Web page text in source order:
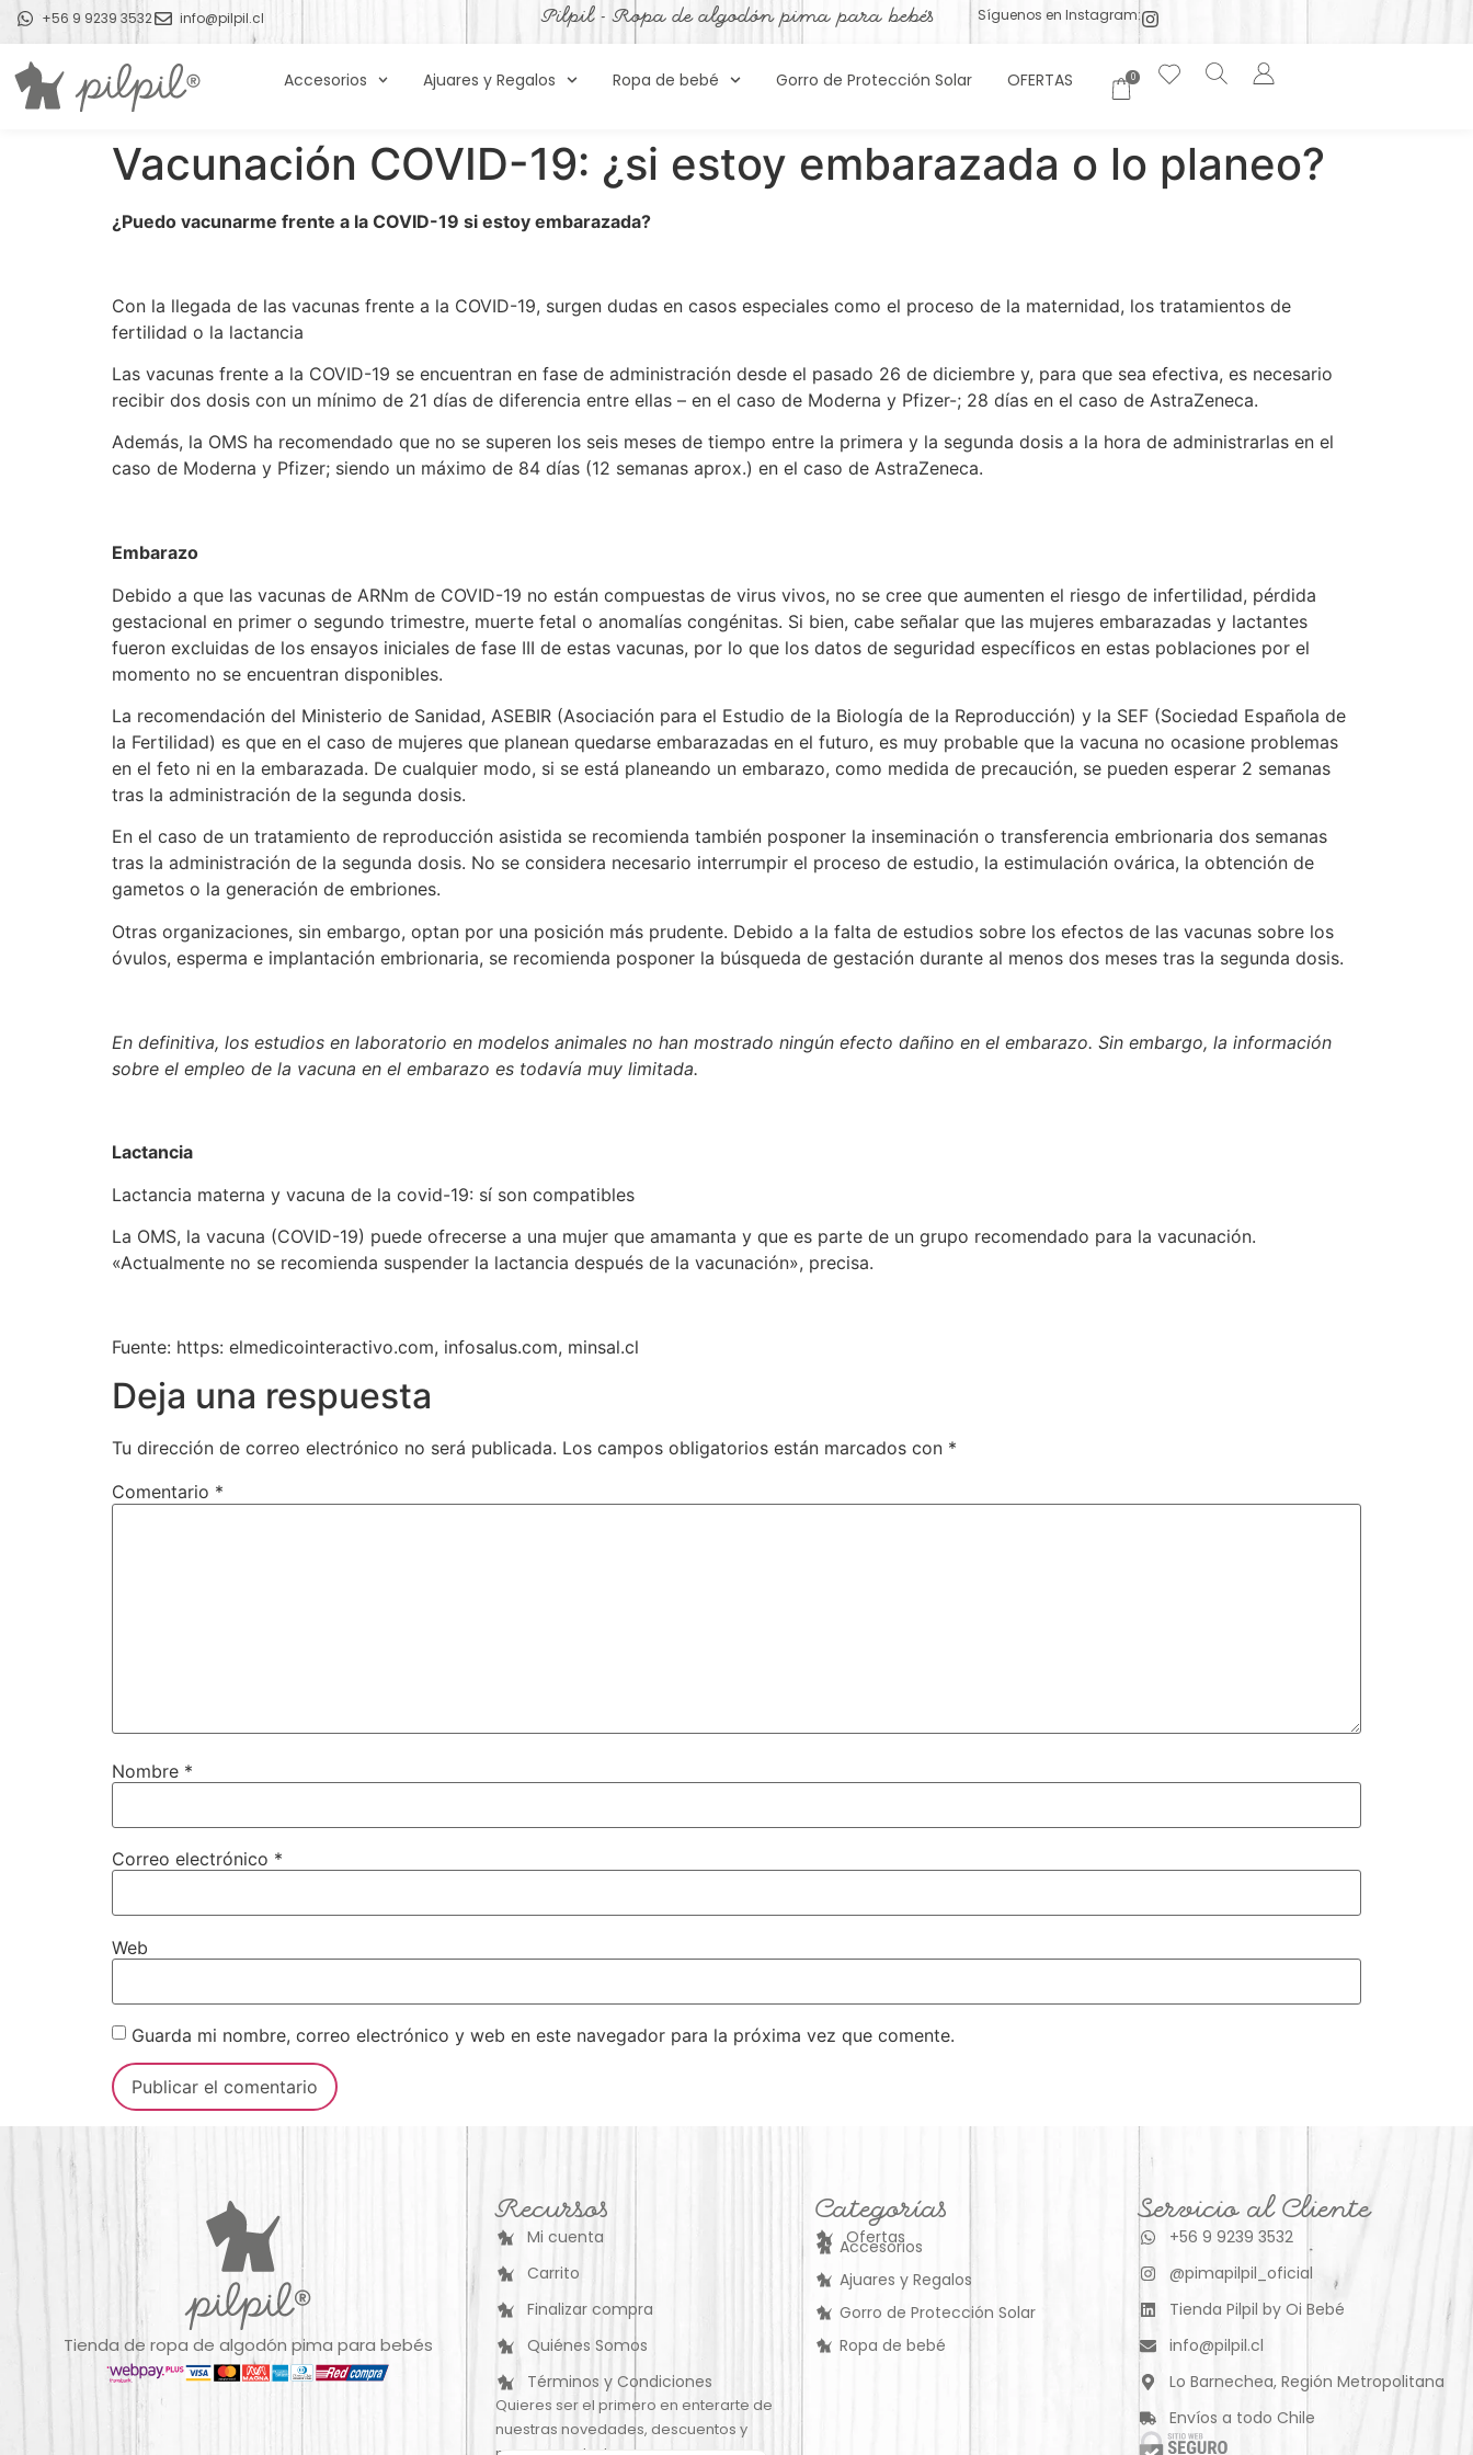
+56 9 9239 3532 info@pilpil.cl Pilpil - Ropa de algodón pima para bebés Síguenos en Instagram:
Accesorios Ajuares y Regalos Ropa de bebé Gorro de Protección Solar OFERTAS 0
Vacunación COVID-19: ¿si estoy embarazada o lo planeo?
¿Puedo vacunarme frente a la COVID-19 si estoy embarazada?
Con la llegada de las vacunas frente a la COVID-19, surgen dudas en casos especiales como el proceso de la maternidad, los tratamientos de
fertilidad o la lactancia
Las vacunas frente a la COVID-19 se encuentran en fase de administración desde el pasado 26 de diciembre y, para que sea efectiva, es necesario
recibir dos dosis con un mínimo de 21 días de diferencia entre ellas – en el caso de Moderna y Pfizer-; 28 días en el caso de AstraZeneca.
Además, la OMS ha recomendado que no se superen los seis meses de tiempo entre la primera y la segunda dosis a la hora de administrarlas en el
caso de Moderna y Pfizer; siendo un máximo de 84 días (12 semanas aprox.) en el caso de AstraZeneca.
Embarazo
Debido a que las vacunas de ARNm de COVID-19 no están compuestas de virus vivos, no se cree que aumenten el riesgo de infertilidad, pérdida
gestacional en primer o segundo trimestre, muerte fetal o anomalías congénitas. Si bien, cabe señalar que las mujeres embarazadas y lactantes
fueron excluidas de los ensayos iniciales de fase III de estas vacunas, por lo que los datos de seguridad específicos en estas poblaciones por el
momento no se encuentran disponibles.
La recomendación del Ministerio de Sanidad, ASEBIR (Asociación para el Estudio de la Biología de la Reproducción) y la SEF (Sociedad Española de
la Fertilidad) es que en el caso de mujeres que planean quedarse embarazadas en el futuro, es muy probable que la vacuna no ocasione problemas
en el feto ni en la embarazada. De cualquier modo, si se está planeando un embarazo, como medida de precaución, se pueden esperar 2 semanas
tras la administración de la segunda dosis.
En el caso de un tratamiento de reproducción asistida se recomienda también posponer la inseminación o transferencia embrionaria dos semanas
tras la administración de la segunda dosis. No se considera necesario interrumpir el proceso de estudio, la estimulación ovárica, la obtención de
gametos o la generación de embriones.
Otras organizaciones, sin embargo, optan por una posición más prudente. Debido a la falta de estudios sobre los efectos de las vacunas sobre los
óvulos, esperma e implantación embrionaria, se recomienda posponer la búsqueda de gestación durante al menos dos meses tras la segunda dosis.
En definitiva, los estudios en laboratorio en modelos animales no han mostrado ningún efecto dañino en el embarazo. Sin embargo, la información
sobre el empleo de la vacuna en el embarazo es todavía muy limitada.
Lactancia
Lactancia materna y vacuna de la covid-19: sí son compatibles
La OMS, la vacuna (COVID-19) puede ofrecerse a una mujer que amamanta y que es parte de un grupo recomendado para la vacunación.
«Actualmente no se recomienda suspender la lactancia después de la vacunación», precisa.
Fuente: https: elmedicointeractivo.com, infosalus.com, minsal.cl
Deja una respuesta
Tu dirección de correo electrónico no será publicada. Los campos obligatorios están marcados con *
Comentario *
Nombre *
Correo electrónico *
Web
Guarda mi nombre, correo electrónico y web en este navegador para la próxima vez que comente.
Tienda de ropa de algodón pima para bebés
Recursos
Mi cuenta
Carrito
Finalizar compra
Quiénes Somos
Términos y Condiciones
Quieres ser el primero en enterarte de
nuestras novedades, descuentos y
Categorías
Ofertas
Accesorios
Ajuares y Regalos
Gorro de Protección Solar
Ropa de bebé
Servicio al Cliente
+56 9 9239 3532
@pimapilpil_oficial
Tienda Pilpil by Oi Bebé
info@pilpil.cl
Lo Barnechea, Región Metropolitana
Envíos a todo Chile